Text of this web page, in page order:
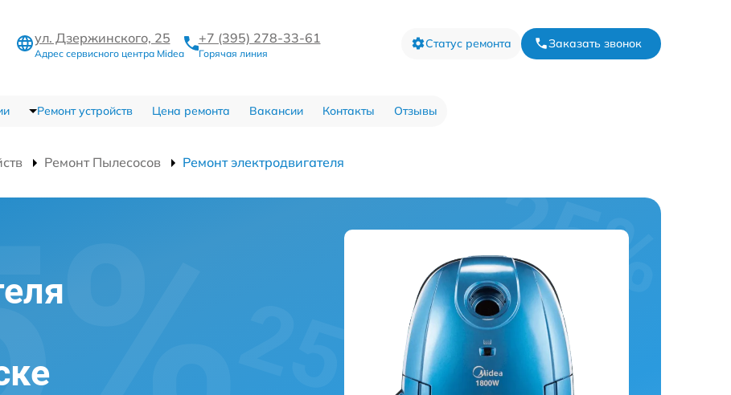
ул. Дзержинского, 25
Адрес сервисного центра Midea
+7 (395) 278-33-61
Горячая линия
Статус ремонта Заказать звонок
Ремонт устройств Цена ремонта Вакансии Контакты Отзывы
Ремонт Пылесосов Ремонт электродвигателя